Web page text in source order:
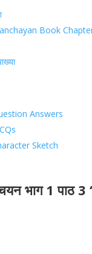
Book
Answers
Sketch
भाग 1 पाठ 3